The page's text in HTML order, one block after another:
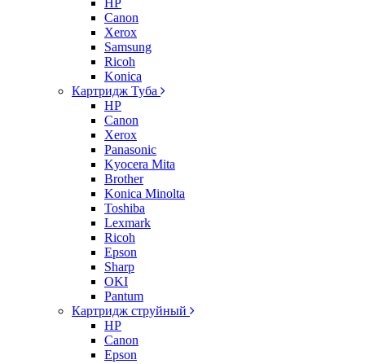
HP
Canon
Xerox
Samsung
Ricoh
Konica
Картридж Туба
HP
Canon
Xerox
Panasonic
Kyocera Mita
Brother
Konica Minolta
Toshiba
Lexmark
Ricoh
Epson
Sharp
OKI
Pantum
Картридж струйный
HP
Canon
Epson